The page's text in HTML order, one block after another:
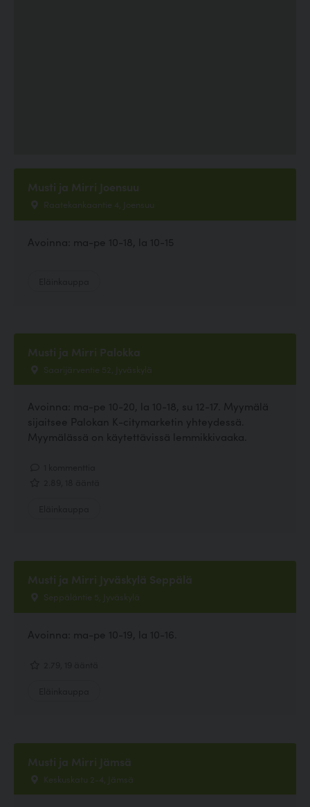
Musti ja Mirri Joensuu
Raatekankaantie 4, Joensuu
Avoinna: ma-pe 10-18, la 10-15
Musti ja Mirri Palokka
Saarijärventie 52, Jyväskylä
Avoinna: ma-pe 10-20, la 10-18, su 12-17. Myymälä
sijaitsee Palokan K-citymarketin yhteydessä.
Myymälässä on käytettävissä lemmikkivaaka.
Musti ja Mirri Jyväskylä Seppälä
Seppäläntie 5, Jyväskylä
Avoinna: ma-pe 10-19, la 10-16.
Musti ja Mirri Jämsä
Keskuskatu 2-4, Jämsä